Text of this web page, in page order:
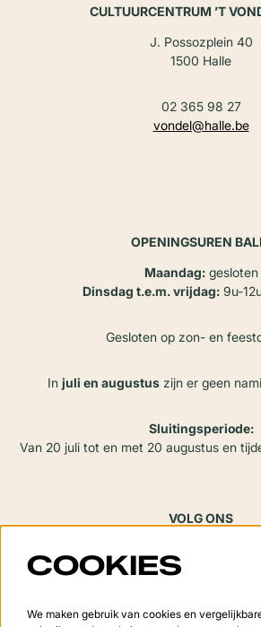
CULTUURCENTRUM ’T
J. Possozplein 40
1500 Halle
02 365 98 27
vondel@halle.be
OPENINGSUREN
Maandag:gesloten
Dinsdag t.e.m. vrijdag:9u-
Gesloten op zon- en
In juli en augustus zijn er geen
Sluitingsperiode:
Van 20 juli tot en met 20 augustus en
VOLG ONS
Meld je aan voor de
COOKIES
We maken gebruik van cookies en